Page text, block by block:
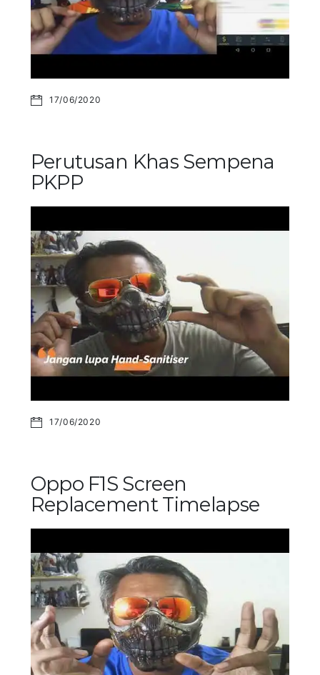
17/06/2020
Perutusan Khas Sempena
PKPP
17/06/2020
Oppo F1S Screen
Replacement Timelapse